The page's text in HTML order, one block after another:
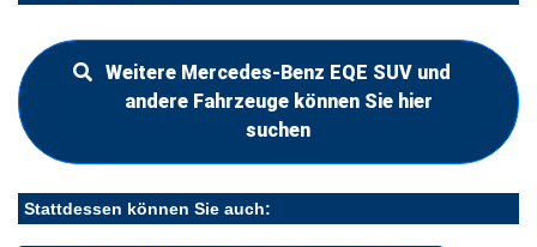
Weitere Mercedes-Benz EQE SUV und
andere Fahrzeuge können Sie hier
suchen
Stattdessen können Sie auch: